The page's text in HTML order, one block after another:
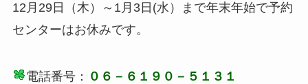
12月29日（木）～1月3日(水）まで年末年始で予約
センターはお休みです。
電話番号： ０６－６１９０－５１３１